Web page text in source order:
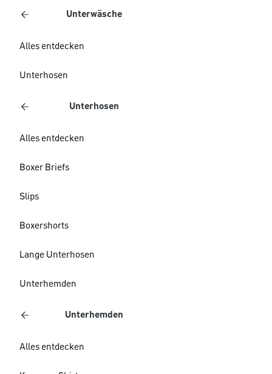
Unterwäsche
Alles entdecken
Unterhosen
Unterhosen
Alles entdecken
Boxer Briefs
Slips
Boxershorts
Lange Unterhosen
Unterhemden
Unterhemden
Alles entdecken